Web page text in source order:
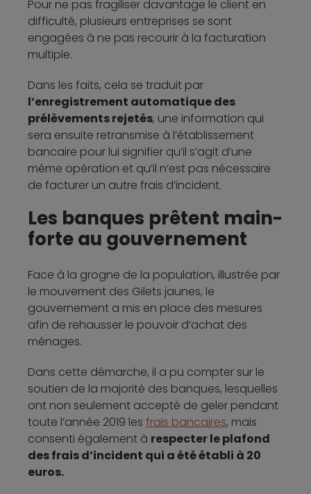
Pour ne pas fragiliser davantage le client en
difficulté, plusieurs entreprises se sont
engagées à ne pas recourir à la facturation
multiple.
Dans les faits, cela se traduit par
l’enregistrement automatique des
prélèvements rejetés, une information qui
sera ensuite retransmise à l’établissement
bancaire pour lui signifier qu’il s’agit d’une
même opération et qu’il n’est pas nécessaire
de facturer un autre frais d’incident.
Les banques prêtent main-
forte au gouvernement
Face à la grogne de la population, illustrée par
le mouvement des Gilets jaunes, le
gouvernement a mis en place des mesures
afin de rehausser le pouvoir d’achat des
ménages.
Dans cette démarche, il a pu compter sur le
soutien de la majorité des banques, lesquelles
ont non seulement accepté de geler pendant
toute l’année 2019 les frais bancaires, mais
consenti également à respecter le plafond
des frais d’incident qui a été établi à 20
euros.